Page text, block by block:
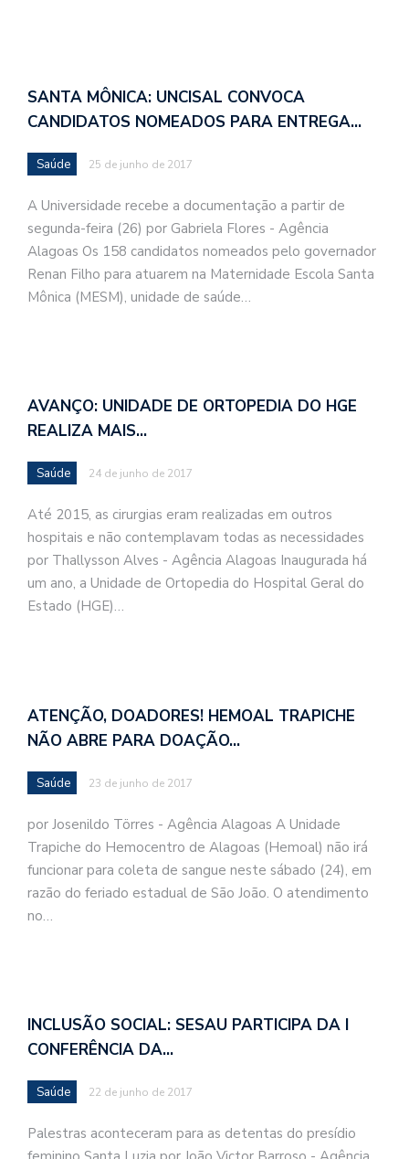
SANTA MÔNICA: UNCISAL CONVOCA
CANDIDATOS NOMEADOS PARA ENTREGA…
Saúde 25 de junho de 2017
A Universidade recebe a documentação a partir de
segunda-feira (26) por Gabriela Flores - Agência
Alagoas Os 158 candidatos nomeados pelo governador
Renan Filho para atuarem na Maternidade Escola Santa
Mônica (MESM), unidade de saúde…
AVANÇO: UNIDADE DE ORTOPEDIA DO HGE
REALIZA MAIS…
Saúde 24 de junho de 2017
Até 2015, as cirurgias eram realizadas em outros
hospitais e não contemplavam todas as necessidades
por Thallysson Alves - Agência Alagoas Inaugurada há
um ano, a Unidade de Ortopedia do Hospital Geral do
Estado (HGE)…
ATENÇÃO, DOADORES! HEMOAL TRAPICHE
NÃO ABRE PARA DOAÇÃO…
Saúde 23 de junho de 2017
por Josenildo Törres - Agência Alagoas A Unidade
Trapiche do Hemocentro de Alagoas (Hemoal) não irá
funcionar para coleta de sangue neste sábado (24), em
razão do feriado estadual de São João. O atendimento
no…
INCLUSÃO SOCIAL: SESAU PARTICIPA DA I
CONFERÊNCIA DA…
Saúde 22 de junho de 2017
Palestras aconteceram para as detentas do presídio